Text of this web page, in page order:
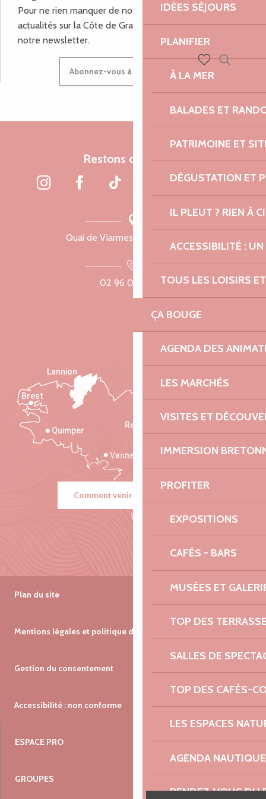
IDÉES SÉJOURS
PLANIFIER
À LA MER
BALADES ET
PATRIMOINE ET
DÉGUSTATION ET
IL PLEUT ? RIEN À
ACCESSIBILITÉ :
TOUS LES LOISIRS
ÇA BOUGE
AGENDA DES
LES MARCHÉS
VISITES ET
IMMERSION
PROFITER
EXPOSITIONS
CAFÉS - BARS
MUSÉES ET
TOP DES
SALLES DE
TOP DES CAFÉS-
LES ESPACES
AGENDA NAUTIQUE
RENDEZ-VOUS DU
Voir les favoris
Pour ne rien manquer de nos bons plans et nos
actualités sur la Côte de Granit Rose, inscrivez-vous à
notre newsletter.
Abonnez-vous à notre newsletter
Restons connectés
Quai de Viarmes, 22300 Lannion
02 96 05 60 70
Saint-Malo
Rennes
Vannes
Quimper
Lannion
Brest
Comment venir ?
Plan du site
Mentions légales et politique de confidentialité
Gestion du consentement
Accessibilité : non conforme
ESPACE PRO
GROUPES